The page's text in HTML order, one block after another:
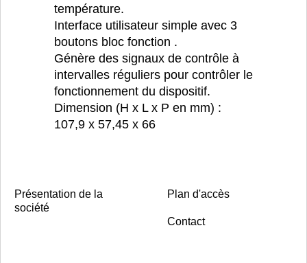
température.
Interface utilisateur simple avec 3
boutons bloc fonction .
Génère des signaux de contrôle à
intervalles réguliers pour contrôler le
fonctionnement du dispositif.
Dimension (H x L x P en mm) :
107,9 x 57,45 x 66
Présentation de la
société
Plan d'accès
Contact